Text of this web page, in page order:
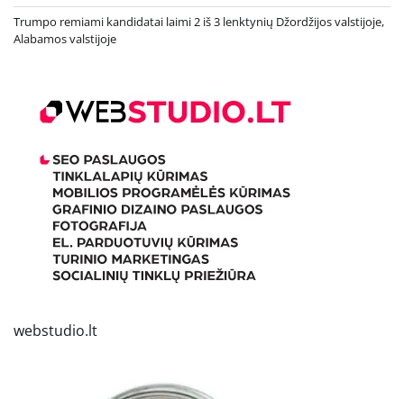
Trumpo remiami kandidatai laimi 2 iš 3 lenktynių Džordžijos valstijoje,
Alabamos valstijoje
webstudio.lt